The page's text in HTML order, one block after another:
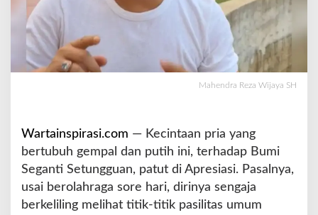
i
n
a
k
a
i
t
y
a
Mahendra Reza Wijaya SH
Wartainspirasi.com — Kecintaan pria yang
bertubuh gempal dan putih ini, terhadap Bumi
Seganti Setungguan, patut di Apresiasi. Pasalnya,
usai berolahraga sore hari, dirinya sengaja
berkeliling melihat titik-titik pasilitas umum